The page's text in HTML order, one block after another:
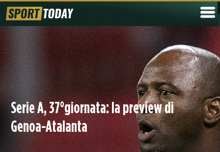
Serie A, 37°giornata: la preview di
Genoa-Atalanta